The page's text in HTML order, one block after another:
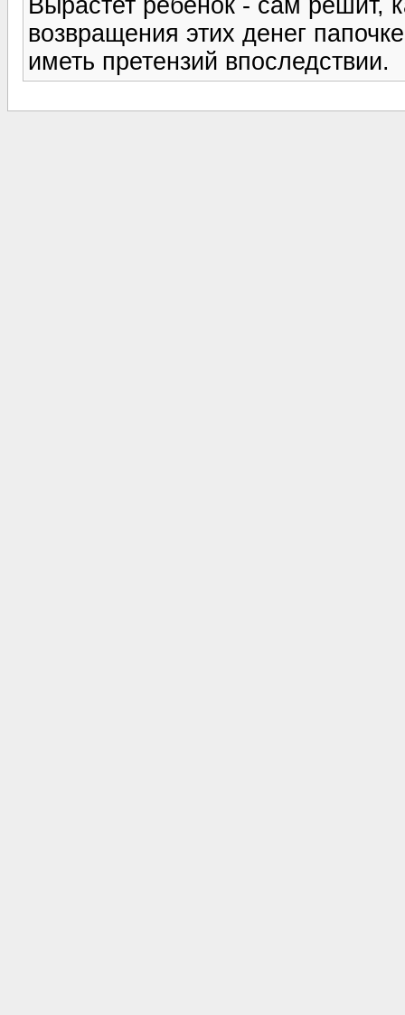
возвращения этих денег
иметь претензий впоследствии.